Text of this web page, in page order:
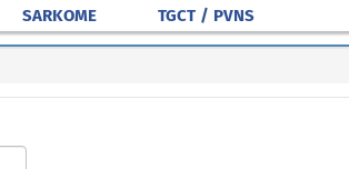
SARKOME
TGCT / PVNS